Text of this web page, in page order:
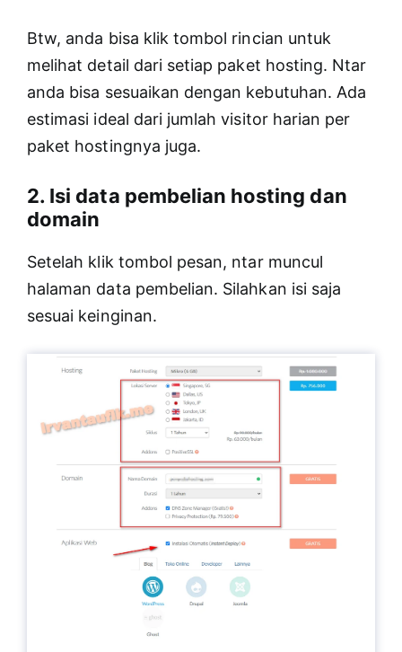
Btw, anda bisa klik tombol rincian untuk
melihat detail dari setiap paket hosting. Ntar
anda bisa sesuaikan dengan kebutuhan. Ada
estimasi ideal dari jumlah visitor harian per
paket hostingnya juga.
2. Isi data pembelian hosting dan
domain
Setelah klik tombol pesan, ntar muncul
halaman data pembelian. Silahkan isi saja
sesuai keinginan.